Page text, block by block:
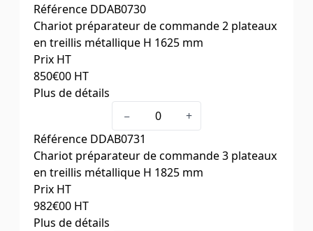
Référence DDAB0730
Chariot préparateur de commande 2 plateaux
en treillis métallique H 1625 mm
Prix HT
850€00 HT
Plus de détails
Dim. ext. L x l. x H (mm)1491 x 690 x 1625
Dim. utiles L x l. (mm)
−
+
Référence DDAB0731
Chariot préparateur de commande 3 plateaux
en treillis métallique H 1825 mm
Prix HT
982€00 HT
Plus de détails